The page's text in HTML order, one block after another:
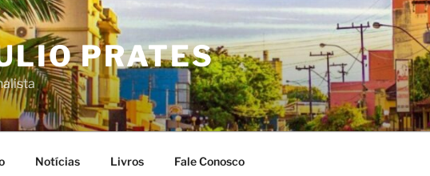
PRATES
Notícias Livros Fale Conosco